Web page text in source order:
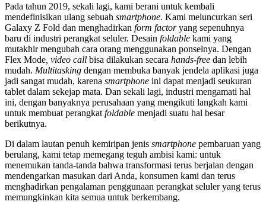
Pada tahun 2019, sekali lagi, kami berani untuk kembali
mendefinisikan ulang sebuah smartphone. Kami meluncurkan seri
Galaxy Z Fold dan menghadirkan form factoryang sepenuhnya
baru di industri perangkat seluler. Desain foldable kami yang
mutakhir mengubah cara orang menggunakan ponselnya. Dengan
Flex Mode , video call bisa dilakukan secara hands-free dan lebih
mudah. Multitasking dengan membuka banyak jendela aplikasi juga
jadi sangat mudah, karena smartphone ini dapat menjadi seukuran
tablet dalam sekejap mata. Dan sekali lagi, industri mengamati hal
ini, dengan banyaknya perusahaan yang mengikuti langkah kami
untuk membuat perangkat foldable menjadi suatu hal besar
berikutnya.
Di dalam lautan penuh kemiripan jenis smartphone pembaruan yang
berulang, kami tetap memegang teguh ambisi kami: untuk
menemukan tanda-tanda bahwa transformasi terus berjalan dengan
mendengarkan masukan dari Anda, konsumen kami dan terus
menghadirkan pengalaman penggunaan perangkat seluler yang terus
memungkinkan kita semua untuk berkembang.